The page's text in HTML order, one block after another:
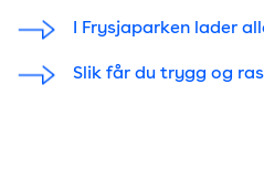
I Frysjaparken lader
Slik får du trygg og